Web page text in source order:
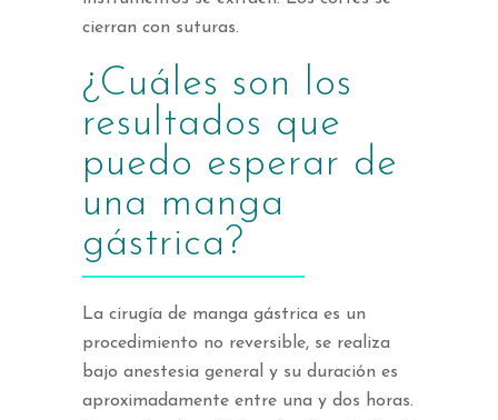
cierran con suturas.
¿Cuáles son los
resultados que
puedo esperar de
una manga
gástrica?
La cirugía de manga gástrica es un
procedimiento no reversible, se realiza
bajo anestesia general y su duración es
aproximadamente entre una y dos horas.